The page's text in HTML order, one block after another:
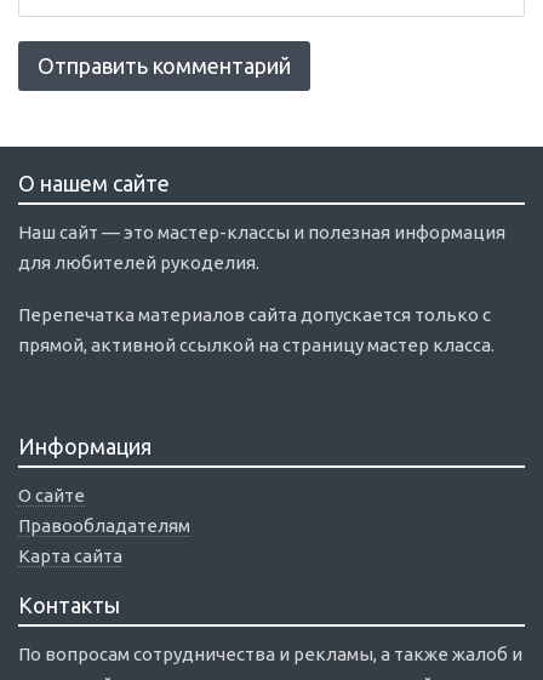
О нашем сайте
Наш сайт — это мастер-классы и полезная информация
для любителей рукоделия.
Перепечатка материалов сайта допускается только с
прямой, активной ссылкой на страницу мастер класса.
Информация
О сайте
Правообладателям
Карта сайта
Контакты
По вопросам сотрудничества и рекламы, а также жалоб и